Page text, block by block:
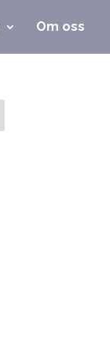
Om oss